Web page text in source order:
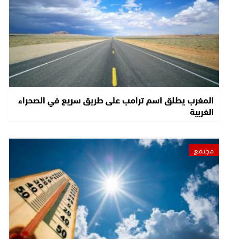
المغرب يطلق اسم ترامب على طريق سريع في الصحراء
الغربية
مجتمع